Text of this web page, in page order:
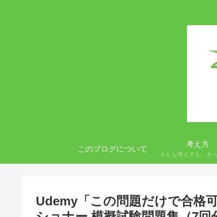
このブログについて
考え方
そんな考え方も、き
Udemy「この問題だけで合格